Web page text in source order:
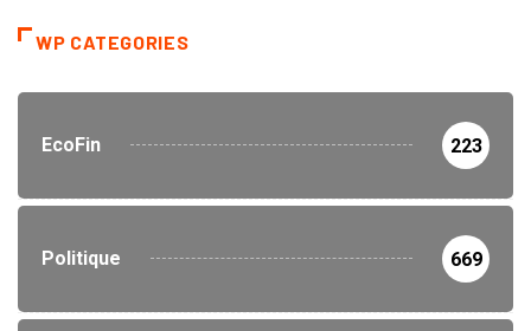
WP CATEGORIES
EcoFin 223
Politique 669